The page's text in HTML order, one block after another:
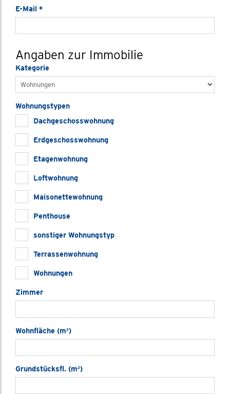
E-Mail *
Angaben zur Immobilie
Kategorie
Wohnungstypen
Dachgeschosswohnung
Erdgeschosswohnung
Etagenwohnung
Loftwohnung
Maisonettewohnung
Penthouse
sonstiger Wohnungstyp
Terrassenwohnung
Wohnungen
Zimmer
Wohnfläche (m²)
Grundstücksfl. (m²)